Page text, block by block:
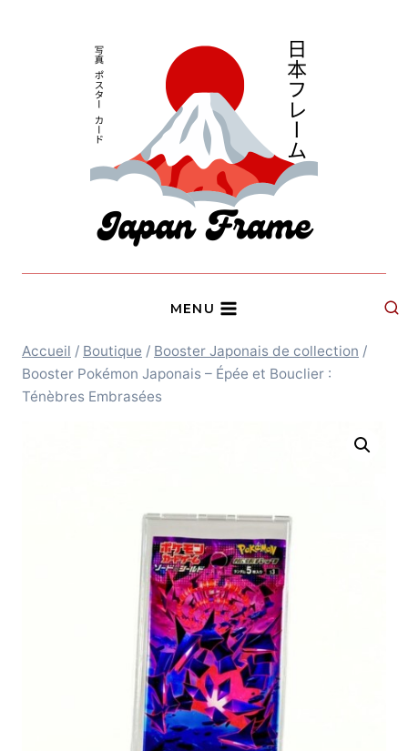
MENU
Accueil / Boutique / Booster Japonais de collection /
Booster Pokémon Japonais – Épée et Bouclier :
Ténèbres Embrasées